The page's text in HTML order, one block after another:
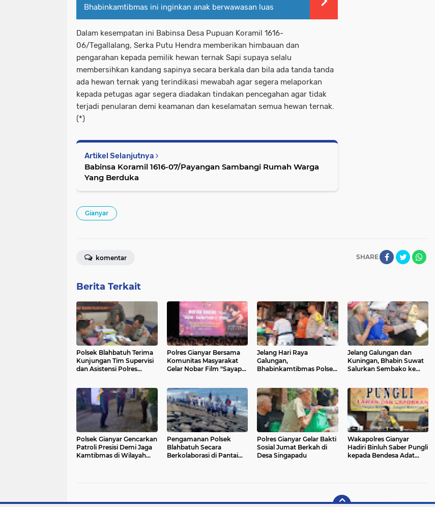
Bhabinkamtibmas ini inginkan anak berwawasan luas
Dalam kesempatan ini Babinsa Desa Pupuan Koramil 1616-
06/Tegallalang, Serka Putu Hendra memberikan himbauan dan
pengarahan kepada pemilik hewan ternak Sapi supaya selalu
membersihkan kandang sapinya secara berkala dan bila ada tanda tanda
ada hewan ternak yang terindikasi mewabah agar segera melaporkan
kepada petugas agar segera diadakan tindakan pencegahan agar tidak
terjadi penularan demi keamanan dan keselamatan semua hewan ternak.
(*)
Artikel Selanjutnya
Babinsa Koramil 1616-07/Payangan Sambangi Rumah Warga
Yang Berduka
Gianyar
SHARE
komentar
Berita Terkait
Polsek Blahbatuh Terima
Kunjungan Tim Supervisi
dan Asistensi Polres
Polres Gianyar Bersama
Komunitas Masyarakat
Gelar Nobar Film "Sayap-
Jelang Hari Raya
Galungan,
Bhabinkamtibmas Polsek
Jelang Galungan dan
Kuningan, Bhabin Suwat
Salurkan Sembako ke
Polsek Gianyar Gencarkan
Patroli Presisi Demi Jaga
Kamtibmas di Wilayah
Pengamanan Polsek
Blahbatuh Secara
Berkolaborasi di Pantai
Polres Gianyar Gelar Bakti
Sosial Jumat Berkah di
Desa Singapadu
Wakapolres Gianyar
Hadiri Binluh Saber Pungli
kepada Bendesa Adat